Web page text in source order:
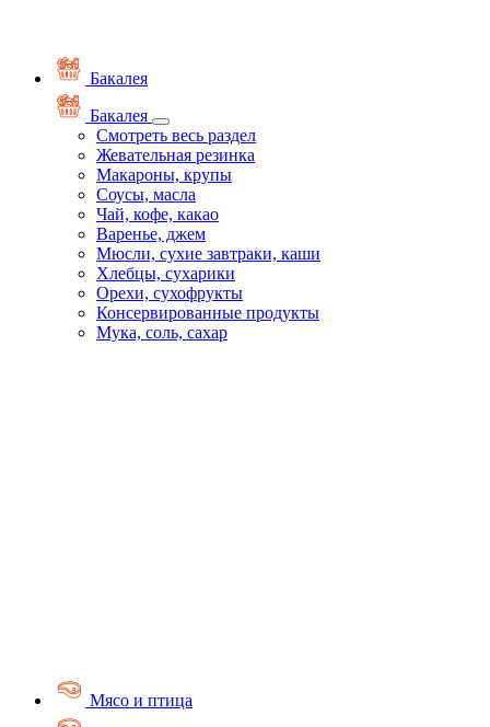
Бакалея
Бакалея
Смотреть весь раздел
Жевательная резинка
Макароны, крупы
Соусы, масла
Чай, кофе, какао
Варенье, джем
Мюсли, сухие завтраки, каши
Хлебцы, сухарики
Орехи, сухофрукты
Консервированные продукты
Мука, соль, сахар
Мясо и птица